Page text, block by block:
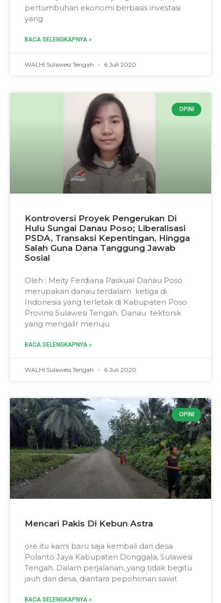
pertumbuhan ekonomi berbasis investasi
yang
BACA SELENGKAPNYA »
WALHI Sulawesi Tengah 6 Juli 2020
OPINI
Kontroversi Proyek Pengerukan Di
Hulu Sungai Danau Poso; Liberalisasi
PSDA, Transaksi Kepentingan, Hingga
Salah Guna Dana Tanggung Jawab
Sosial
Oleh : Meity Ferdiana Paskual Danau Poso
merupakan danau terdalam ketiga di
Indonesia yang terletak di Kabupaten Poso
Provinsi Sulawesi Tengah. Danau tektonik
yang mengalir menuju
BACA SELENGKAPNYA »
WALHI Sulawesi Tengah 6 Juli 2020
OPINI
Mencari Pakis Di Kebun Astra
ore itu kami baru saja kembali dari desa
Polanto Jaya Kabupaten Donggala, Sulawesi
Tengah. Dalam perjalanan, yang tidak begitu
jauh dari desa, diantara pepohonan sawit
BACA SELENGKAPNYA »